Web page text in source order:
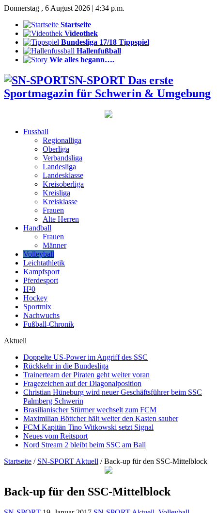
Donnerstag , 6 August 2026 | 4:34 p.m.
Startseite
Videothek
Bundesliga 17/18 Tippspiel
Hallenfußball
Wie alles begann….
SN-SPORT Das erste
Sportmagazin für Schwerin & Umgebung
Fussball
Regionalliga
Oberliga
Verbandsliga
Landesliga
Landesklasse
Kreisoberliga
Kreisliga
Kreisklasse
Frauen
Alte Herren
Handball
Frauen
Männer
Volleyball
Leichtathletik
Kampfsport
Pferdesport
H²0
Hockey
Sportmix
Nachwuchs
Fußball-Chronik
Aktuell
Doppelte US-Power im Angriff des SSC
Rückkehr in die Bundesliga
Trainerteam der Piraten geht weiter voran
Fragezeichen auf der Diagonalposition
Christian Hüneburg wird neuer Geschäftsführer beim SSC
Palmberg Schwerin
Brasilianischer Stürmer wechselt zum FCM
Maximilian Böttcher hält weiter den Kasten sauber
FCM Kapitän Tino Witkowski setzt Signal
Neues vom Reitsport
Nord Stream 2 bleibt beim SSC am Ball
Startseite / SN-SPORT Aktuell / Back-up für den SSC-Mittelblock
Back-up für den SSC-Mittelblock